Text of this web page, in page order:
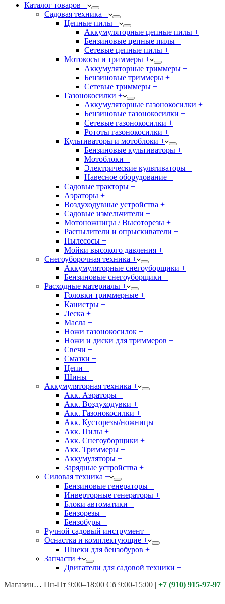
Каталог товаров +
Садовая техника +
Цепные пилы +
Аккумуляторные цепные пилы +
Бензиновые цепные пилы +
Сетевые цепные пилы +
Мотокосы и триммеры +
Аккумуляторные триммеры +
Бензиновые триммеры +
Сетевые триммеры +
Газонокосилки +
Аккумуляторные газонокосилки +
Бензиновые газонокосилки +
Сетевые газонокосилки +
Рототы газонокосилки +
Культиваторы и мотоблоки +
Бензиновые культиваторы +
Мотоблоки +
Электрические культиваторы +
Навесное оборудование +
Садовые тракторы +
Аэраторы +
Воздуходувные устройства +
Садовые измельчители +
Мотоножницы / Высоторезы +
Распылители и опрыскиватели +
Пылесосы +
Мойки высокого давления +
Снегоуборочная техника +
Аккумуляторные снегоуборщики +
Бензиновые снегоуборщики +
Расходные материалы +
Головки триммерные +
Канистры +
Леска +
Масла +
Ножи газонокосилок +
Ножи и диски для триммеров +
Свечи +
Смазки +
Цепи +
Шины +
Аккумуляторная техника +
Акк. Аэраторы +
Акк. Воздуходувки +
Акк. Газонокосилки +
Акк. Кусторезы/ножницы +
Акк. Пилы +
Акк. Снегоуборщики +
Акк. Триммеры +
Аккумуляторы +
Зарядные устройства +
Силовая техника +
Бензиновые генераторы +
Инверторные генераторы +
Блоки автоматики +
Бензорезы +
Бензобуры +
Ручной садовый инструмент +
Оснастка и комплектующие +
Шнеки для бензобуров +
Запчасти +
Двигатели для садовой техники +
Магазины: Калуга ул. Московская д.113
Пн-Пт 9:00–18:00 Сб 9:00-15:00 | +7 (910) 915-97-97